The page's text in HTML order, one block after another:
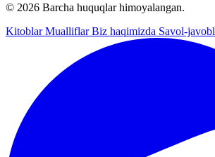
© 2026 Barcha huquqlar himoyalangan.
KitoblarMualliflarBiz haqimizda Savol-